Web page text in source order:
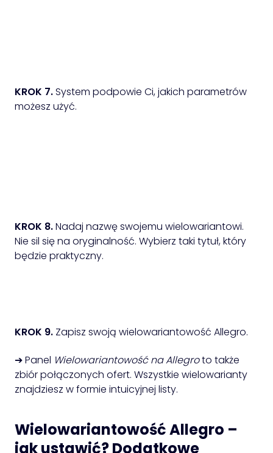
KROK 7.System podpowie Ci, jakich parametrów
możesz użyć.
KROK 8.Nadaj nazwę swojemu wielowariantowi.
Nie sil się na oryginalność. Wybierz taki tytuł, który
będzie praktyczny.
KROK 9. Zapisz swoją wielowariantowość Allegro.
➔ Panel Wielowariantowość na Allegroto także
zbiór połączonych ofert. Wszystkie wielowarianty
znajdziesz w formie intuicyjnej listy.
Wielowariantowość Allegro –
jak ustawić? Dodatkowe